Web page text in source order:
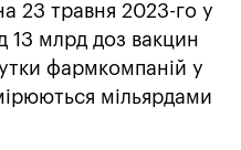
23 травня 2023-го у
13 млрд доз вакцин
фармкомпаній у
мільярдами